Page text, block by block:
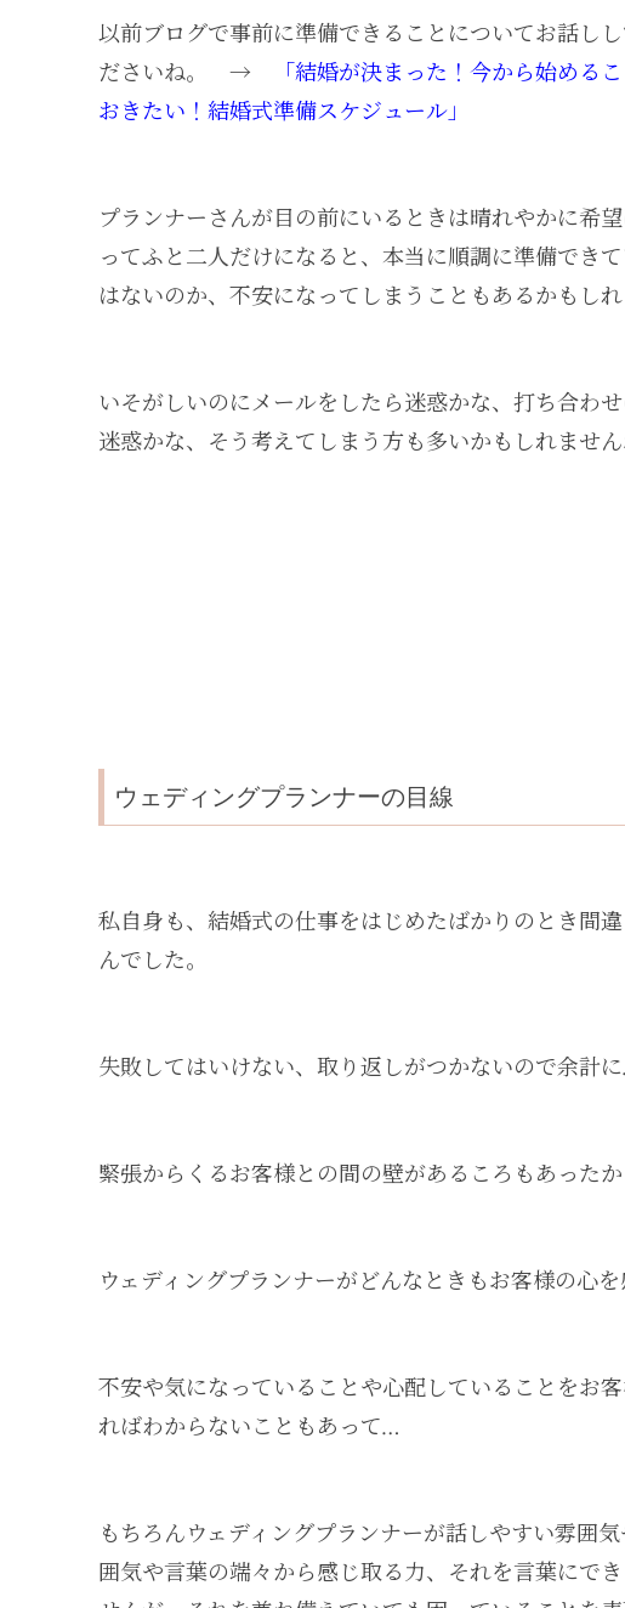
以前ブログで事前に準備できることについてお話し
ださいね。 →
「結婚が決まった！今から始めるこ
おきたい！結婚式準備スケジュール」
プランナーさんが目の前にいるときは晴れやかに希
ってふと二人だけになると、本当に順調に準備でき
はないのか、不安になってしまうこともあるかもしれ
いそがしいのにメールをしたら迷惑かな、打ち合わ
迷惑かな、そう考えてしまう方も多いかもしれません
ウェディングプランナーの目線
私自身も、結婚式の仕事をはじめたばかりのとき間
んでした。
失敗してはいけない、取り返しがつかないので余計
緊張からくるお客様との間の壁があるころもあったか
ウェディングプランナーがどんなときもお客様の心
不安や気になっていることや心配していることをお
ればわからないこともあって…
もちろんウェディングプランナーが話しやすい雰囲
囲気や言葉の端々から感じ取る力、それを言葉にで